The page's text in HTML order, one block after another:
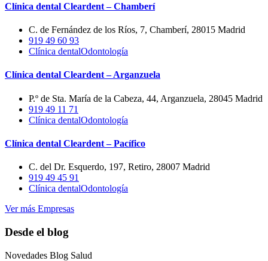
Clínica dental Cleardent – Chamberí
C. de Fernández de los Ríos, 7, Chamberí, 28015 Madrid
919 49 60 93
Clínica dentalOdontología
Clínica dental Cleardent – Arganzuela
P.º de Sta. María de la Cabeza, 44, Arganzuela, 28045 Madrid
919 49 11 71
Clínica dentalOdontología
Clínica dental Cleardent – Pacífico
C. del Dr. Esquerdo, 197, Retiro, 28007 Madrid
919 49 45 91
Clínica dentalOdontología
Ver más Empresas
Desde el blog
Novedades Blog Salud